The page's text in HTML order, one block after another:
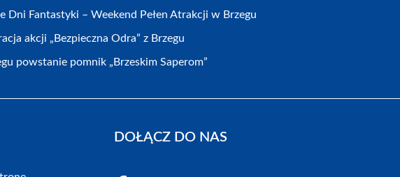
Dni Fantastyki – Weekend Pełen Atrakcji w Brzegu
akcji „Bezpieczna Odra” z Brzegu
powstanie pomnik „Brzeskim Saperom”
DOŁĄCZ DO NAS